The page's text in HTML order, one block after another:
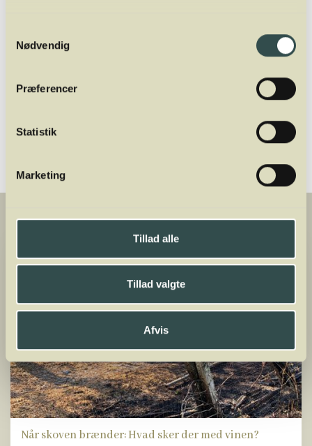
Nødvendig
Præferencer
Statistik
Marketing
Tillad alle
Tillad valgte
Afvis
Når skoven brænder: Hvad sker der med vinen?